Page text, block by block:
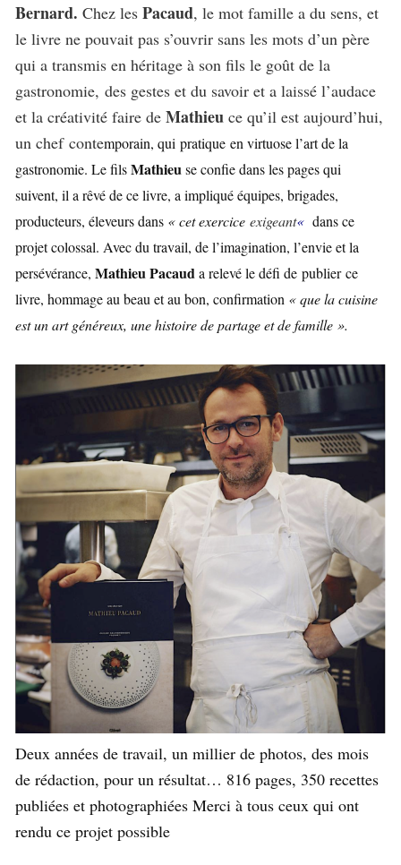
Bernard. Chez les Pacaud, le mot famille a du sens, et
le livre ne pouvait pas s’ouvrir sans les mots d’un père
qui a transmis en héritage à son fils le goût de la
gastronomie, des gestes et du savoir et a laissé l’audace
et la créativité faire de Mathieu ce qu’il est aujourd’hui,
un chef contemporain, qui pratique en virtuose l’art de la
gastronomie. Le filsMathieuse confie dans les pages qui
suivent, il a rêvé de ce livre, a impliqué équipes, brigades,
producteurs, éleveurs dans « cet exercice exigeant« dans ce
projet colossal. Avec du travail, de l’imagination, l’envie et la
persévérance, Mathieu Pacauda relevé le défi de publier ce
livre, hommage au beau et au bon, confirmation « que la cuisine
est un art généreux, une histoire de partage et de famille ».
Deux années de travail, un millier de photos, des mois
de rédaction, pour un résultat… 816 pages, 350 recettes
publiées et photographiées Merci à tous ceux qui ont
rendu ce projet possible